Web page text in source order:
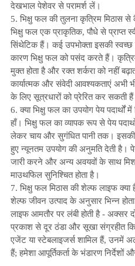
देखभाल पेशेवर से परामर्श लें।
5. भिक्षु फल की तुलना कृत्रिम मिठास से
भिक्षु फल एक प्राकृतिक, पौधे से प्राप्त
सिंथेटिक हैं। कई उपभोक्ता इसकी
कारण भिक्षु फल को पसंद करते हैं।
मुक्त होता है और रक्त शर्करा को नहीं
कार्यात्मक और संवेदी आवश्यकताएं अभी
के लिए सूत्रधारों को प्रेरित कर सकती
6. क्या भिक्षु फल का उपयोग पेय पदार्थों
हाँ। भिक्षु फल का व्यापक रूप से पेय
लेकर चाय और सुगंधित पानी तक। इसकी
हुए न्यूनतम उपयोग की अनुमति देती है।
जारी करने और अन्य अवयवों के साथ
माउथफिल सुनिश्चित होता है।
7. भिक्षु फल मिठास की शेल्फ लाइफ क्या
शेल्फ जीवन उत्पाद के अनुसार भिन्न
लाइफ आमतौर पर लंबी होती है -
प्रकाश से दूर ठंडा और सूखा संग्रहीत
एजेंट या स्टेबलाइजर्स शामिल हैं, उनमें
हैं; हमेशा आपूर्तिकर्ता के भंडारण निर्देशों